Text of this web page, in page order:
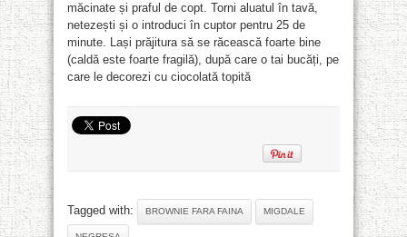
măcinate și praful de copt. Torni aluatul în tavă,
netezești și o introduci în cuptor pentru 25 de
minute. Lași prăjitura să se răcească foarte bine
(caldă este foarte fragilă), după care o tai bucăți, pe
care le decorezi cu ciocolată topită
Tagged with: BROWNIE FARA FAINA MIGDALE